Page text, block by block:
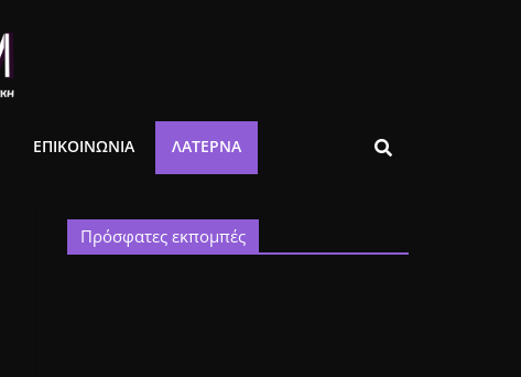
ΕΠΙΚΟΙΝΩΝΙΑ ΛΑΤΈΡΝΑ
Πρόσφατες εκπομπές